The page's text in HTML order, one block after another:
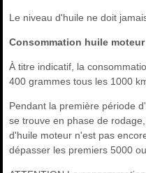
Le niveau d'huile ne doit
Consommation huile moteur
À titre indicatif, la
400 grammes tous les 1000
Pendant la première période
se trouve en phase de
d'huile moteur n'est pas
dépasser les premiers 5000